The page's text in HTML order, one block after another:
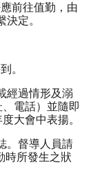
前往值勤，由
定。
。
經過情形及溺
電話）並隨即
大會中表揚。
。督導人員請
時所發生之狀